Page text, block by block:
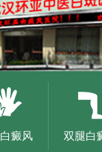
癜风 双腿白